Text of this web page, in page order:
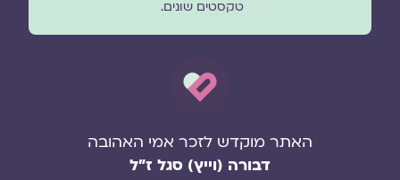
טקסטים שונים.
האתר מוקדש לזכר אמי האהובה
דבורה (וייץ) סגל ז"ל